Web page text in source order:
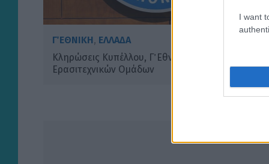
I want
Γ΄ ΕΘΝΙΚΗ , ΕΛΛΑΔΑ
Κληρώσεις Κυπέλλου, Γ΄ Εθνικής & Κυπέλλου
Ερασιτεχνικών Ομάδων